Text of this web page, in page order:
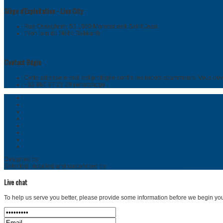
Siège d'Exploitation - Lion City
Rue Osseghem, 53 1080 Momenbeek Saint Jean
(Non loin du Métro Bekkant)
Contact Régie
Cette adresse e-mail est protégée contre les robots spammeurs. Vous
+32 467 87 23 29 (whats'app)
Designed by
Selected, installed and customized by
Live chat
To help us serve you better, please provide some information before we begin